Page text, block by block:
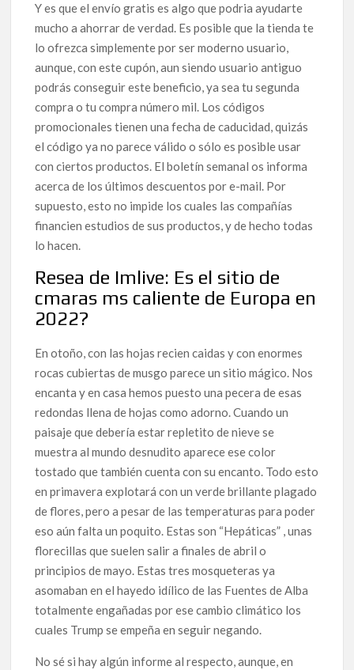
Y es que el envío gratis es algo que podria ayudarte
mucho a ahorrar de verdad. Es posible que la tienda te
lo ofrezca simplemente por ser moderno usuario,
aunque, con este cupón, aun siendo usuario antiguo
podrás conseguir este beneficio, ya sea tu segunda
compra o tu compra número mil. Los códigos
promocionales tienen una fecha de caducidad, quizás
el código ya no parece válido o sólo es posible usar
con ciertos productos. El boletín semanal os informa
acerca de los últimos descuentos por e-mail. Por
supuesto, esto no impide los cuales las compañías
financien estudios de sus productos, y de hecho todas
lo hacen.
Resea de Imlive: Es el sitio de
cmaras ms caliente de Europa en
2022?
En otoño, con las hojas recien caidas y con enormes
rocas cubiertas de musgo parece un sitio mágico. Nos
encanta y en casa hemos puesto una pecera de esas
redondas llena de hojas como adorno. Cuando un
paisaje que debería estar repletito de nieve se
muestra al mundo desnudito aparece ese color
tostado que también cuenta con su encanto. Todo esto
en primavera explotará con un verde brillante plagado
de flores, pero a pesar de las temperaturas para poder
eso aún falta un poquito. Estas son “Hepáticas” , unas
florecillas que suelen salir a finales de abril o
principios de mayo. Estas tres mosqueteras ya
asomaban en el hayedo idílico de las Fuentes de Alba
totalmente engañadas por ese cambio climático los
cuales Trump se empeña en seguir negando.
No sé si hay algún informe al respecto, aunque, en